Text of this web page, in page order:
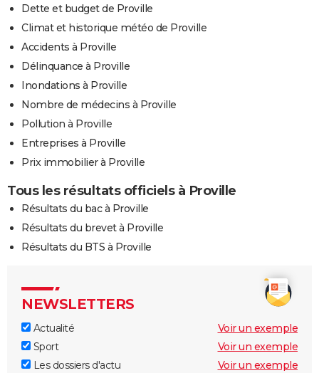
Dette et budget de Proville
Climat et historique météo de Proville
Accidents à Proville
Délinquance à Proville
Inondations à Proville
Nombre de médecins à Proville
Pollution à Proville
Entreprises à Proville
Prix immobilier à Proville
Tous les résultats officiels à Proville
Résultats du bac à Proville
Résultats du brevet à Proville
Résultats du BTS à Proville
NEWSLETTERS
Actualité
Voir un exemple
Sport
Voir un exemple
Les dossiers d'actu
Voir un exemple